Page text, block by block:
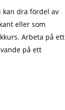
kan dra fördel av
eller som
Arbeta på ett
på ett